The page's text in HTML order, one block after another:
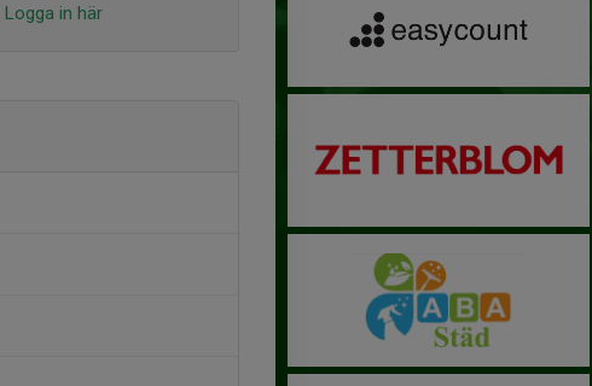
Logga in här